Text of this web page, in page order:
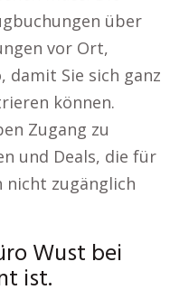
über
vor Ort,
damit Sie sich ganz
können.
Zugang zu
und Deals, die für
nicht zugänglich
Wust bei
ist.